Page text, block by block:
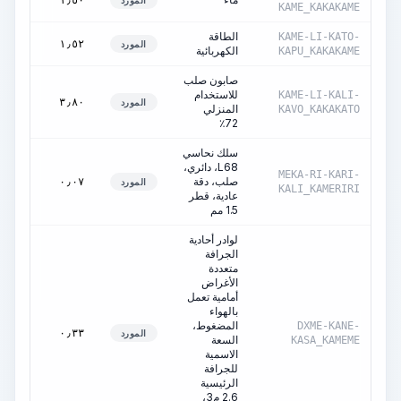
KAME_KAKAKAME
KAME-LI-KATO-
KAPU_KAKAKAME
الطاقة
الكهربائية
المورد ١٫٥٢
KAME-LI-KALI-
KAVO_KAKAKATO
صابون صلب
للاستخدام
المنزلي
72٪
المورد ٣٫٨٠
MEKA-RI-KARI-
KALI_KAMERIRI
سلك نحاسي
L68، دائري،
صلب، دقة
عادية، قطر
1.5 مم
المورد ٠٫٠٧
DXME-KANE-
KASA_KAMEME
لوادر أحادية
الجرافة
متعددة
الأغراض
أمامية تعمل
بالهواء
المضغوط،
السعة
الاسمية
للجرافة
الرئيسية
2.6 م3،
المورد ٠٫٣٣